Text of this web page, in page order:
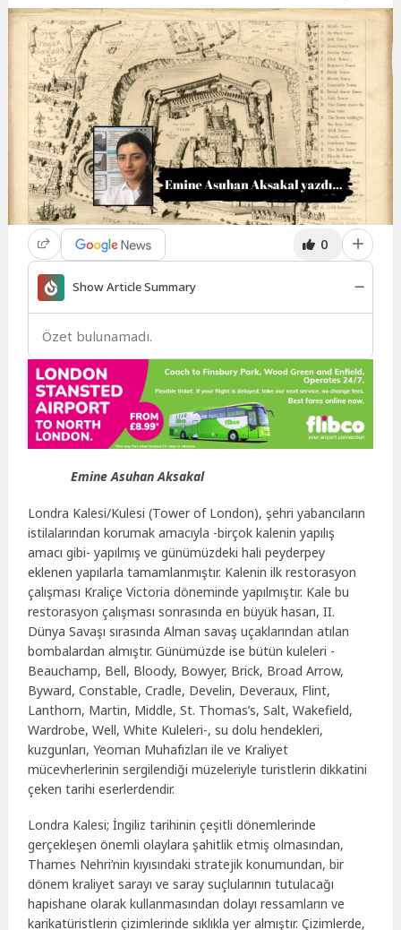
0
Show Article Summary
Özet bulunamadı.
Emine Asuhan Aksakal
Londra Kalesi/Kulesi (Tower of London), şehri yabancıların
istilalarından korumak amacıyla -birçok kalenin yapılış
amacı gibi- yapılmış ve günümüzdeki hali peyderpey
eklenen yapılarla tamamlanmıştır. Kalenin ilk restorasyon
çalışması Kraliçe Victoria döneminde yapılmıştır. Kale bu
restorasyon çalışması sonrasında en büyük hasarı, II.
Dünya Savaşı sırasında Alman savaş uçaklarından atılan
bombalardan almıştır. Günümüzde ise bütün kuleleri -
Beauchamp, Bell, Bloody, Bowyer, Brick, Broad Arrow,
Byward, Constable, Cradle, Develin, Deveraux, Flint,
Lanthorn, Martin, Middle, St. Thomas’s, Salt, Wakefield,
Wardrobe, Well, White Kuleleri-, su dolu hendekleri,
kuzgunları, Yeoman Muhafızları ile ve Kraliyet
mücevherlerinin sergilendiği müzeleriyle turistlerin dikkatini
çeken tarihi eserlerdendir.
Londra Kalesi; İngiliz tarihinin çeşitli dönemlerinde
gerçekleşen önemli olaylara şahitlik etmiş olmasından,
Thames Nehri’nin kıyısındaki stratejik konumundan, bir
dönem kraliyet sarayı ve saray suçlularının tutulacağı
hapishane olarak kullanmasından dolayı ressamların ve
karikatüristlerin çizimlerinde sıklıkla yer almıştır. Çizimlerde,